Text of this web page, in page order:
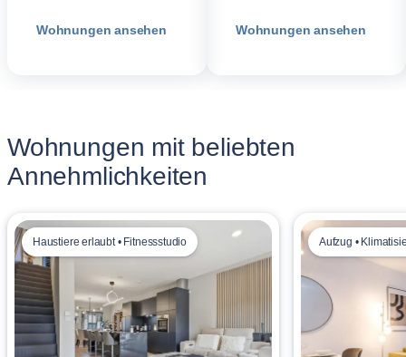
Wohnungen ansehen Wohnungen ansehen
Wohnungen mit beliebten
Annehmlichkeiten
Haustiere erlaubt • Fitnessstudio Aufzug •